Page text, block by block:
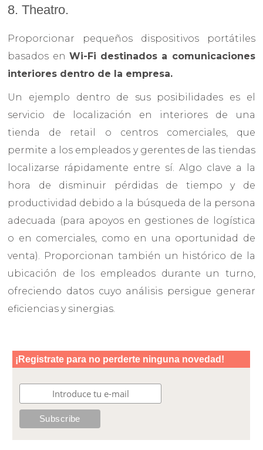
8. Theatro.
Proporcionar pequeños dispositivos portátiles
basados ​​en Wi-Fi destinados a comunicaciones
interiores dentro de la empresa.
Un ejemplo dentro de sus posibilidades es el
servicio de localización en interiores de una
tienda de retail o centros comerciales, que
permite a los empleados y gerentes de las tiendas
localizarse rápidamente entre sí. Algo clave a la
hora de disminuir pérdidas de tiempo y de
productividad debido a la búsqueda de la persona
adecuada (para apoyos en gestiones de logística
o en comerciales, como en una oportunidad de
venta). Proporcionan también un histórico de la
ubicación de los empleados durante un turno,
ofreciendo datos cuyo análisis persigue generar
eficiencias y sinergias.